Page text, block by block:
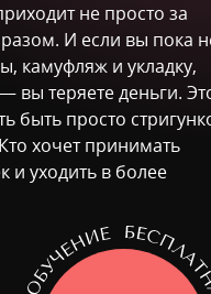
не просто за
И если вы пока
камуфляж и укладку,
вы теряете деньги.
быть просто
хочет принимать
и уходить в более